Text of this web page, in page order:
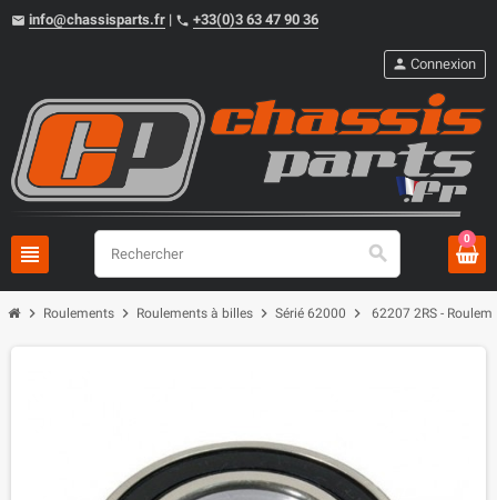
email info@chassisparts.fr | phone +33(0)3 63 47 90 36
view_headline search
person Connexion
0
chevron_right Roulements chevron_right Roulements à billes chevron_right Sérié 62000 chevron_right 62207 2RS -